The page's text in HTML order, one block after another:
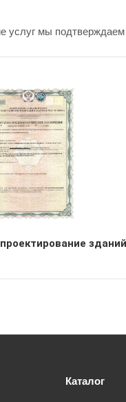
услуг мы
зданий
Каталог